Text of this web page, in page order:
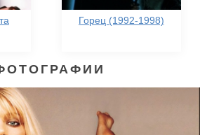
Горец (1992-1998)